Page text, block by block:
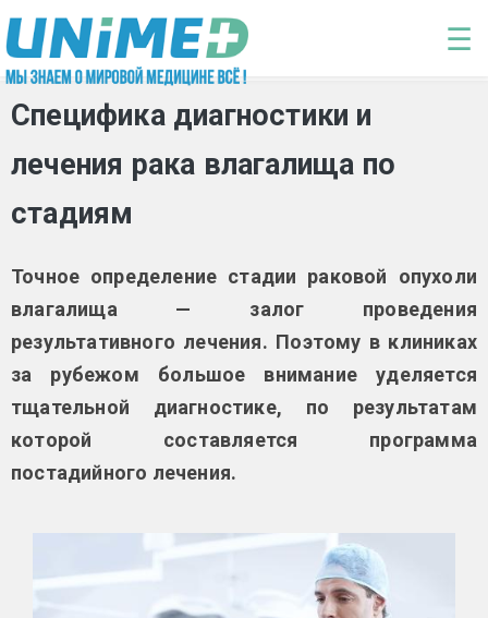
Перейти к основному содержанию
☰
Специфика диагностики и
лечения рака влагалища по
стадиям
Точное определение стадии раковой опухоли
влагалища — залог проведения
результативного лечения. Поэтому в клиниках
за рубежом большое внимание уделяется
тщательной диагностике, по результатам
которой составляется программа
постадийного лечения.